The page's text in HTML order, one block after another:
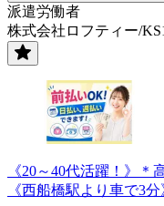
派遣労働者
株式会社ロフティー/
《20～40代活躍！》
《西船橋駅より車で3分